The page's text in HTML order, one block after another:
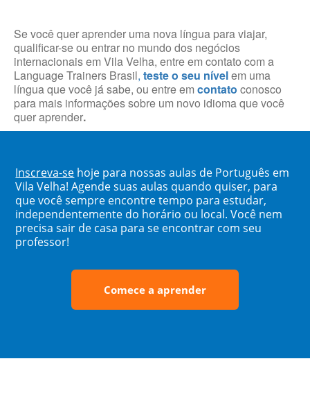
Se você quer aprender uma nova língua para viajar,
qualificar-se ou entrar no mundo dos negócios
internacionais em Vila Velha, entre em contato com a
Language Trainers Brasil, teste o seu nívelem uma
língua que você já sabe, ou entre em contato conosco
para mais informações sobre um novo idioma que você
quer aprender.
Inscreva-se hoje para nossas aulas de Português em
Vila Velha! Agende suas aulas quando quiser, para
que você sempre encontre tempo para estudar,
independentemente do horário ou local. Você nem
precisa sair de casa para se encontrar com seu
professor!
Comece a aprender